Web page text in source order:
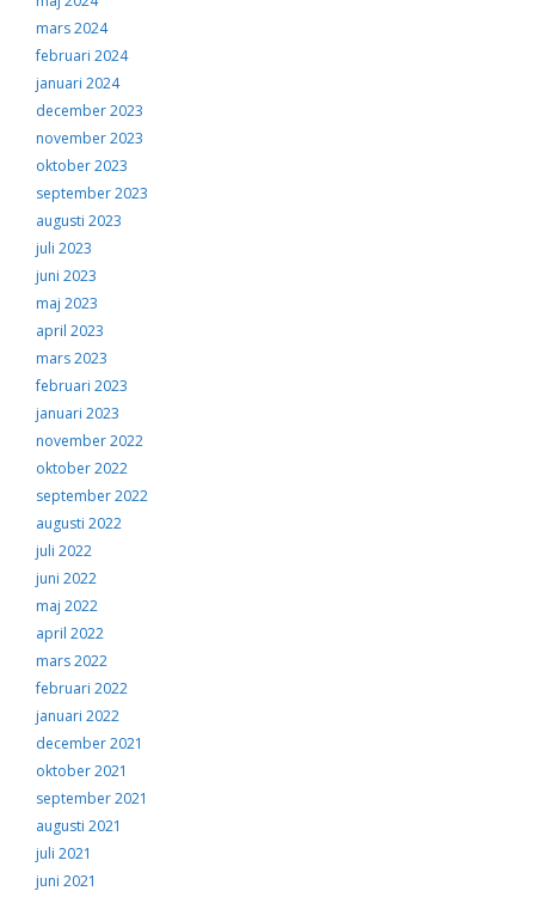
mars 2024
februari 2024
januari 2024
december 2023
november 2023
oktober 2023
september 2023
augusti 2023
juli 2023
juni 2023
maj 2023
april 2023
mars 2023
februari 2023
januari 2023
november 2022
oktober 2022
september 2022
augusti 2022
juli 2022
juni 2022
maj 2022
april 2022
mars 2022
februari 2022
januari 2022
december 2021
oktober 2021
september 2021
augusti 2021
juli 2021
juni 2021